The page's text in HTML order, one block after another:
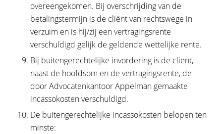
overeengekomen. Bij overschrijding van de
betalingstermijn is de cliënt van rechtswege in
verzuim en is hij/zij een vertragingsrente
verschuldigd gelijk de geldende wettelijke rente.
Bij buitengerechtelijke invordering is de cliënt,
naast de hoofdsom en de vertragingsrente, de
door Advocatenkantoor Appelman gemaakte
incassokosten verschuldigd.
De buitengerechtelijke incassokosten belopen ten
minste: